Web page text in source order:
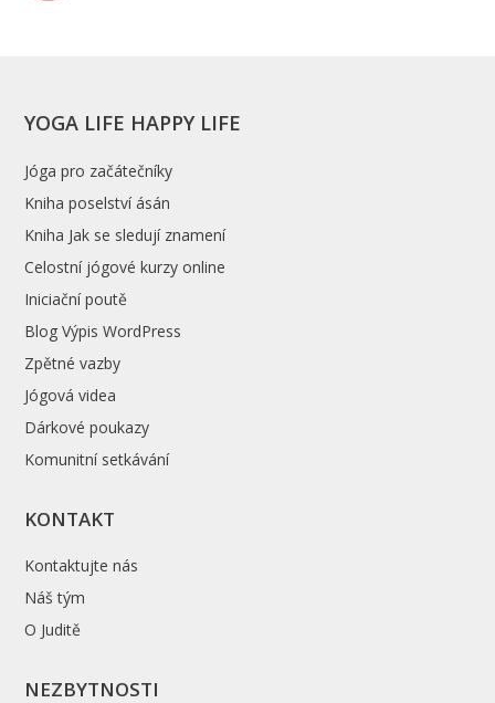
YOGA LIFE HAPPY LIFE
Jóga pro začátečníky
Kniha poselství ásán
Kniha Jak se sledují znamení
Celostní jógové kurzy online
Iniciační poutě
Blog Výpis WordPress
Zpětné vazby
Jógová videa
Dárkové poukazy
Komunitní setkávání
KONTAKT
Kontaktujte nás
Náš tým
O Juditě
NEZBYTNOSTI